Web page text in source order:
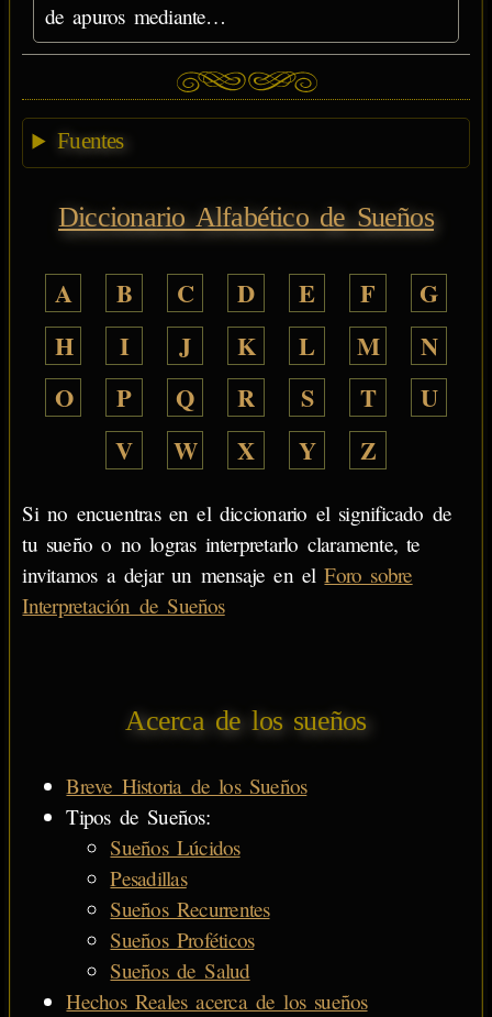
de apuros mediante…
Fuentes
Diccionario Alfabético de Sueños
A B C D E F
G
H
I J K L M
N
O
P Q R S T
U
V
W X Y Z
Si no encuentras en el diccionario el significado de
tu sueño o no logras interpretarlo claramente, te
invitamos a dejar un mensaje en elForo sobre
Interpretación de Sueños
Acerca de los sueños
Breve Historia de los Sueños
Tipos de Sueños:
Sueños Lúcidos
Pesadillas
Sueños Recurrentes
Sueños Proféticos
Sueños de Salud
Hechos Reales acerca de los sueños